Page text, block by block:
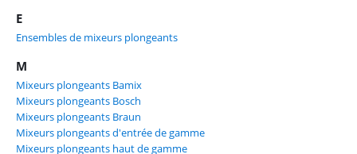
E
Ensembles de mixeurs plongeants
M
Mixeurs plongeants Bamix
Mixeurs plongeants Bosch
Mixeurs plongeants Braun
Mixeurs plongeants d'entrée de gamme
Mixeurs plongeants haut de gamme